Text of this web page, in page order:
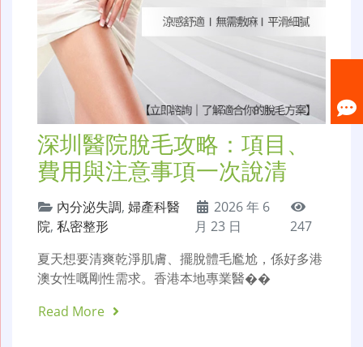
深圳醫院脫毛攻略：項目、
費用與注意事項一次說清
內分泌失調, 婦產科醫
院, 私密整形
2026 年 6
月 23 日
247
夏天想要清爽乾淨肌膚、擺脫體毛尷尬，係好多港
澳女性嘅剛性需求。香港本地專業醫��
Read More